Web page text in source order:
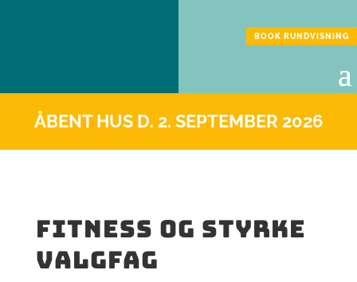
BOOK RUNDVISNING
ÅBENT HUS D. 2. SEPTEMBER 2026
Fitness og styrke
valgfag